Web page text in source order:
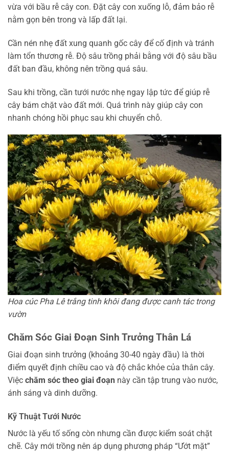
vừa với bầu rễ cây con. Đặt cây con xuống lỗ, đảm bảo rễ
nằm gọn bên trong và lấp đất lại.
Cần nén nhẹ đất xung quanh gốc cây để cố định và tránh
làm tổn thương rễ. Độ sâu trồng phải bằng với độ sâu bầu
đất ban đầu, không nên trồng quá sâu.
Sau khi trồng, cần tưới nước nhẹ ngay lập tức để giúp rễ
cây bám chặt vào đất mới. Quá trình này giúp cây con
nhanh chóng hồi phục sau khi chuyển chỗ.
Hoa cúc Pha Lê trắng tinh khôi đang được canh tác trong
vườn
Chăm Sóc Giai Đoạn Sinh Trưởng Thân Lá
Giai đoạn sinh trưởng (khoảng 30-40 ngày đầu) là thời
điểm quyết định chiều cao và độ chắc khỏe của thân cây.
Việc chăm sóc theo giai đoạn này cần tập trung vào nước,
ánh sáng và dinh dưỡng.
Kỹ Thuật Tưới Nước
Nước là yếu tố sống còn nhưng cần được kiểm soát chặt
chẽ. Cây mới trồng nên áp dụng phương pháp “Ướt mặt”